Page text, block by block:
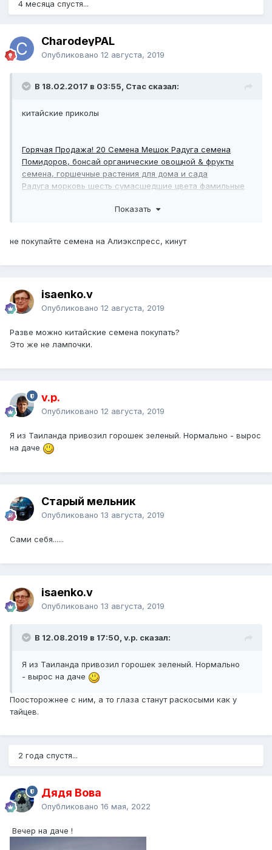
4 месяца спустя...
CharodeyPAL
Опубликовано 12 августа, 2019
В 18.02.2017 в 03:55, Стас сказал:
китайские приколы
Горячая Продажа! 20 Семена Мешок Радуга семена
Помидоров, бонсай органические овощной & фрукты
семена, горшечные растения для дома и сада
Радуга морковь шесть сумасшедшие цвета фамильные
Danvers, Парижский, Фиолетовый дракон
Овощных Культур для дома и сад
Камень Кукуруза Семена! реликвия, радуга, без ГМО
семян овощных культур для дома сад посадки
Сексуальная Красоты Семена Перца, редкие Растения,
красивая Грудь Перец Семена
Семена Комнатные Растения Дерево Редко Семян
30 семян/пакет красный огурец семена Плодовых
Овощей Семена Бесплатная Доставка цветочные горшки
цветочные горшки
многоцветный клубника семена цветочные семена сад
горшки и кашпо
жена как нашла вот это и ещё много чего через день на
почту хожу за посылками
Показать
не покупайте семена на Алиэкспресс, кинут
isaenko.v
Опубликовано 12 августа, 2019
Разве можно китайские семена покупать?
Это же не лампочки.
v.p.
Опубликовано 12 августа, 2019
Я из Таиланда привозил горошек зеленый. Нормально - вырос
на даче
Старый мельник
Опубликовано 13 августа, 2019
Сами себя......
isaenko.v
Опубликовано 13 августа, 2019
В 12.08.2019 в 17:50, v.p. сказал:
Я из Таиланда привозил горошек зеленый. Нормально
- вырос на даче
Поосторожнее с ним, а то глаза станут раскосыми как у
тайцев.
2 года спустя...
Дядя Вова
Опубликовано 16 мая, 2022
Вечер на даче !